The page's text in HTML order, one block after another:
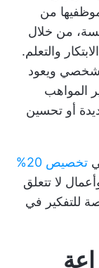
من
من خلال
والتعلم.
ويعود
المواهب
أو تحسين
تخصيص 20%
لا تتعلق
للتفكير في